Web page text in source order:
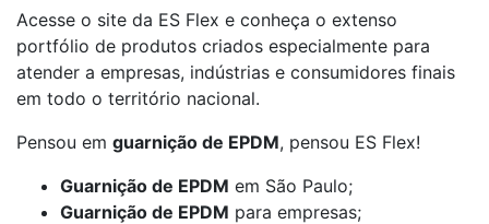
Acesse o site da ES Flex e conheça o extenso
portfólio de produtos criados especialmente para
atender a empresas, indústrias e consumidores finais
em todo o território nacional.
Pensou em guarnição de EPDM, pensou ES Flex!
Guarnição de EPDM em São Paulo;
Guarnição de EPDM para empresas;